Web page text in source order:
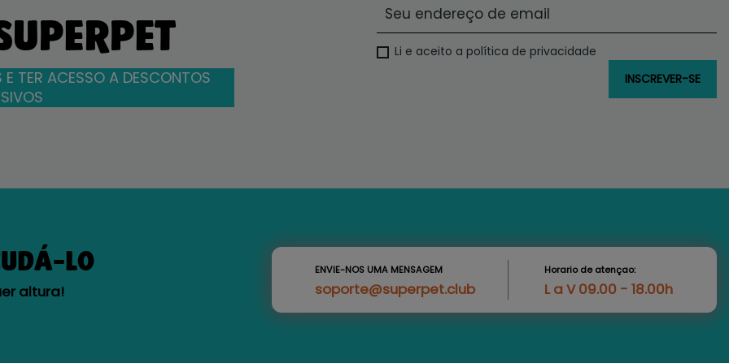
TER ACESSO A DESCONTOS
Li e aceito a política de privacidade
LO
altura!
ENVIE-NOS UMA MENSAGEM
soporte@superpet.club
Horario de atençao:
L a V 09.00 - 18.00h